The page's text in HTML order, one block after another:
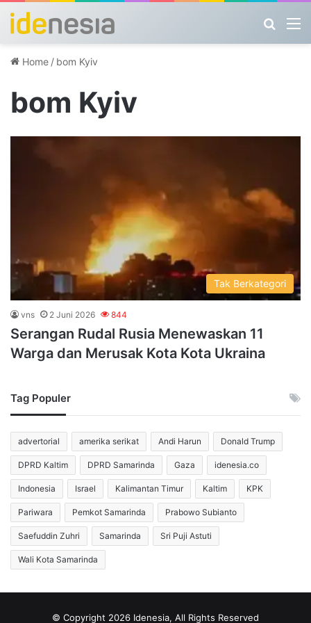
Home / bom Kyiv
bom Kyiv
Tak Berkategori
vns 2 Juni 2026 844
Serangan Rudal Rusia Menewaskan 11
Warga dan Merusak Kota Kota Ukraina
Tag Populer
advertorial amerika serikat Andi Harun Donald Trump
DPRD Kaltim DPRD Samarinda Gaza idenesia.co
Indonesia Israel Kalimantan Timur Kaltim KPK
Pariwara Pemkot Samarinda Prabowo Subianto
Saefuddin Zuhri Samarinda Sri Puji Astuti
Wali Kota Samarinda
© Copyright 2026 Idenesia, All Rights Reserved